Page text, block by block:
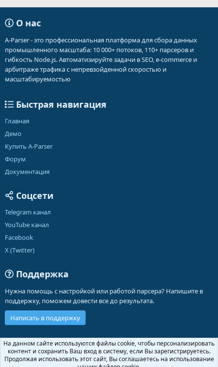
О нас
A-Parser - это профессиональная платформа для сбора данных
промышленного масштаба: 10 000+ потоков, 110+ парсеров и
гибкость Node.js. Автоматизируйте задачи в SEO, e-commerce и
арбитраже трафика с непревзойденной скоростью и
масштабируемостью
Быстрая навигация
Главная
Демо
Купить A-Parser
Форум
Документация
Соцсети
Telegram канал
YouTube канал
Facebook
X (Twitter)
Поддержка
Нужна помощь с настройкой или работой парсера? Напишите в
поддержку, поможем довести все до результата.
Написать в поддержку
Russian (RU)
Обратная связь
Условия и правила
Политика конфиденциальности
Помощь
На данном сайте используются файлы cookie, чтобы персонализировать
контент и сохранить Ваш вход в систему, если Вы зарегистрируетесь.
Продолжая использовать этот сайт, Вы соглашаетесь на использование